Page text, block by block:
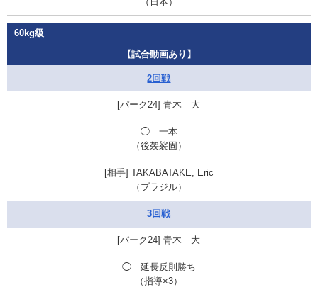
60kg級
【試合動画あり】
2回戦
青木 大
◯一本
（後袈裟固）
TAKABATAKE, Eric
（ブラジル）
3回戦
青木 大
◯ 延長反則勝ち
（指導×3）